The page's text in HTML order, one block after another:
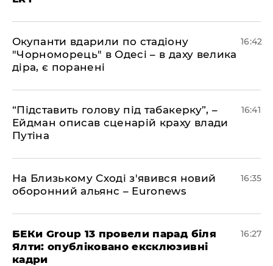
​Окупанти вдарили по стадіону
"Чорноморець" в Одесі – в даху велика
діра, є поранені
16:42
​“Підставить голову під табакерку”, –
Ейдман описав сценарій краху влади
Путіна
16:41
На Близькому Сході з'явився новий
оборонний альянс – Euronews
16:35
БЕКи Group 13 провели парад біля
Ялти: опубліковано ексклюзивні
кадри
16:27